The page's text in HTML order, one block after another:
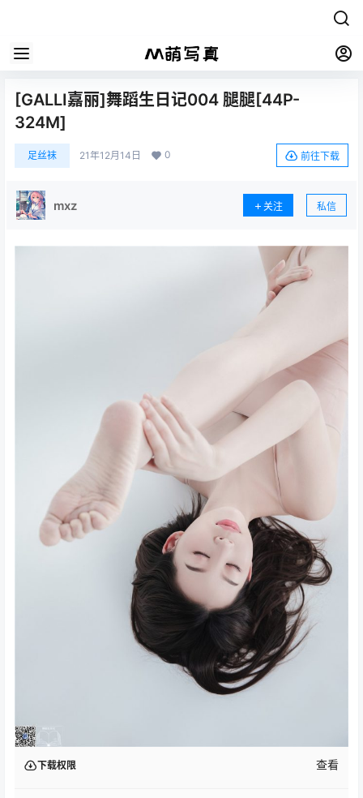
[GALLI嘉丽]舞蹈生日记004 腿腿[44P-
324M]
足丝袜 21年12月14日 0 前往下载
mxz 关注 私信
下载权限 查看